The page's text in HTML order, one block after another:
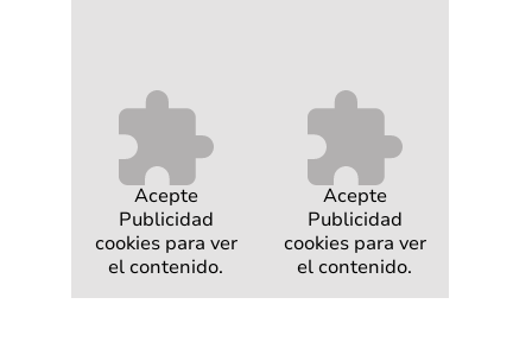
Acepte
Publicidad
cookies para ver
el contenido.
Acepte
Publicidad
cookies para ver
el contenido.